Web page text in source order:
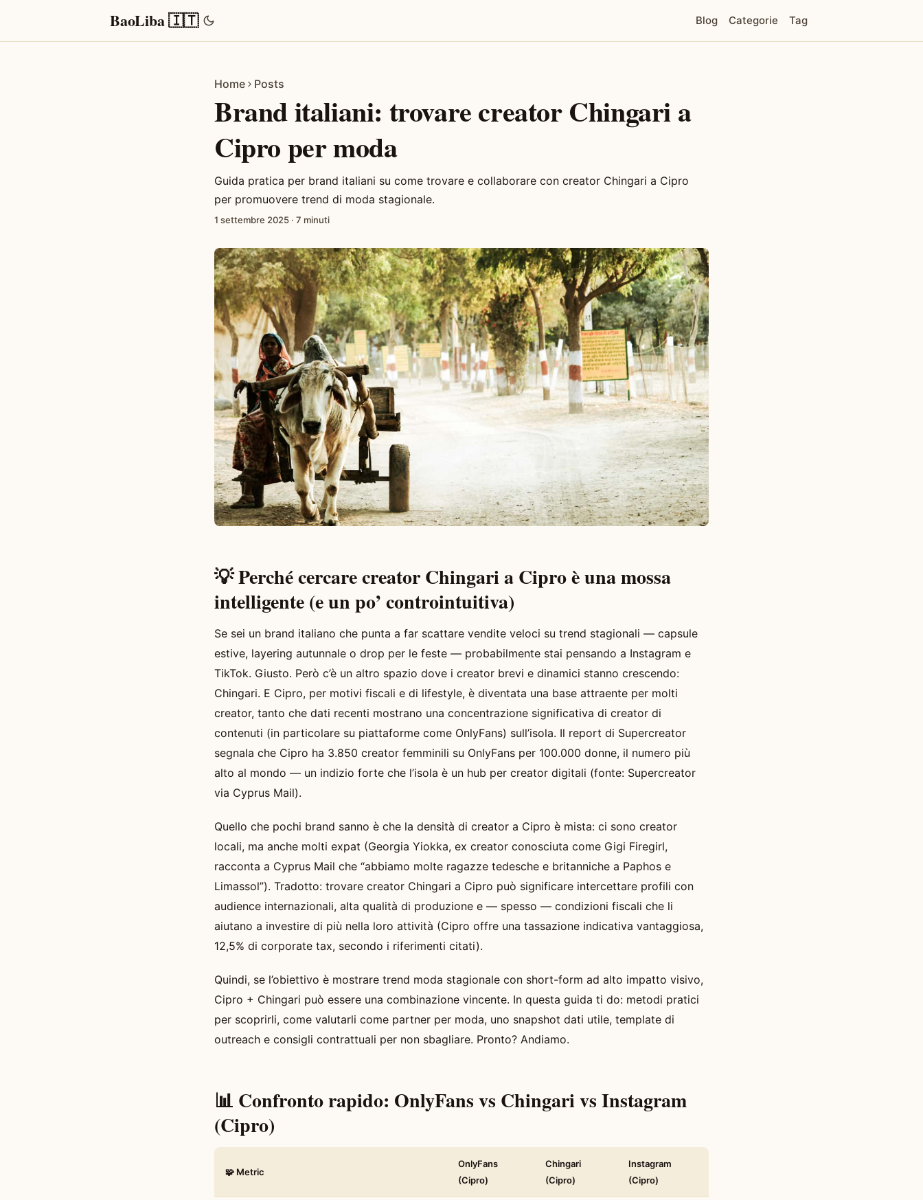
BaoLiba 🇮🇹 Blog Categorie Tag
Home Posts
Brand italiani: trovare creator Chingari a
Cipro per moda
Guida pratica per brand italiani su come trovare e collaborare con creator Chingari a Cipro
per promuovere trend di moda stagionale.
1 settembre 2025 · 7 minuti
💡 Perché cercare creator Chingari a Cipro è una mossa
intelligente (e un po’ controintuitiva)
Se sei un brand italiano che punta a far scattare vendite veloci su trend stagionali — capsule
estive, layering autunnale o drop per le feste — probabilmente stai pensando a Instagram e
TikTok. Giusto. Però c’è un altro spazio dove i creator brevi e dinamici stanno crescendo:
Chingari. E Cipro, per motivi fiscali e di lifestyle, è diventata una base attraente per molti
creator, tanto che dati recenti mostrano una concentrazione significativa di creator di
contenuti (in particolare su piattaforme come OnlyFans) sull’isola. Il report di Supercreator
segnala che Cipro ha 3.850 creator femminili su OnlyFans per 100.000 donne, il numero più
alto al mondo — un indizio forte che l’isola è un hub per creator digitali (fonte: Supercreator
via Cyprus Mail).
Quello che pochi brand sanno è che la densità di creator a Cipro è mista: ci sono creator
locali, ma anche molti expat (Georgia Yiokka, ex creator conosciuta come Gigi Firegirl,
racconta a Cyprus Mail che “abbiamo molte ragazze tedesche e britanniche a Paphos e
Limassol”). Tradotto: trovare creator Chingari a Cipro può significare intercettare profili con
audience internazionali, alta qualità di produzione e — spesso — condizioni fiscali che li
aiutano a investire di più nella loro attività (Cipro offre una tassazione indicativa vantaggiosa,
12,5% di corporate tax, secondo i riferimenti citati).
Quindi, se l’obiettivo è mostrare trend moda stagionale con short-form ad alto impatto visivo,
Cipro + Chingari può essere una combinazione vincente. In questa guida ti do: metodi pratici
per scoprirli, come valutarli come partner per moda, uno snapshot dati utile, template di
outreach e consigli contrattuali per non sbagliare. Pronto? Andiamo.
📊 Confronto rapido: OnlyFans vs Chingari vs Instagram
(Cipro)
🧩 Metric
OnlyFans
(Cipro)
Chingari
(Cipro)
Instagram
(Cipro)